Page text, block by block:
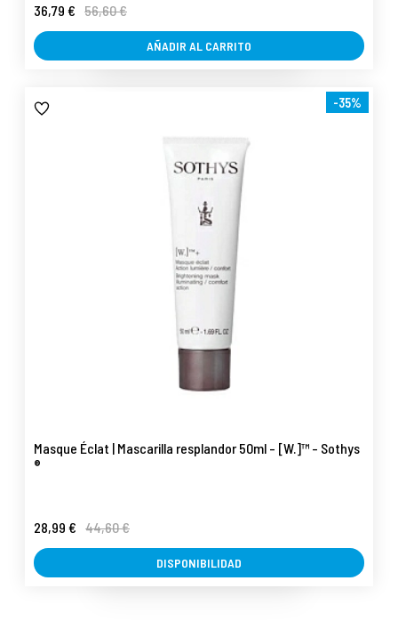
36,79 € 56,60 €
AÑADIR AL CARRITO
-35%
Masque Éclat | Mascarilla resplandor 50ml - [W.]™ - Sothys
®
28,99 € 44,60 €
DISPONIBILIDAD